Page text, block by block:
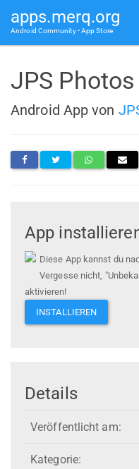
apps.merq.org
Android Community • App Store
JPS Photos
Android App von
App
Diese App kannst du
Vergesse nicht,
aktivieren!
INSTALLIEREN
Details
Veröffentlicht am:
Kategorie: